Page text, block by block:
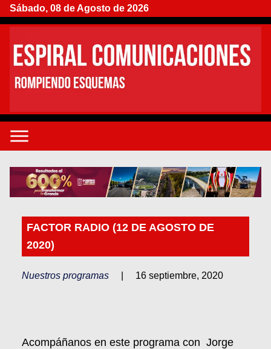
Sábado, 08 de Agosto de 2026
FACTOR RADIO (12 DE AGOSTO DE
2020)
Nuestros programas 16 septiembre, 2020
Acompáñanos en este programa con Jorge